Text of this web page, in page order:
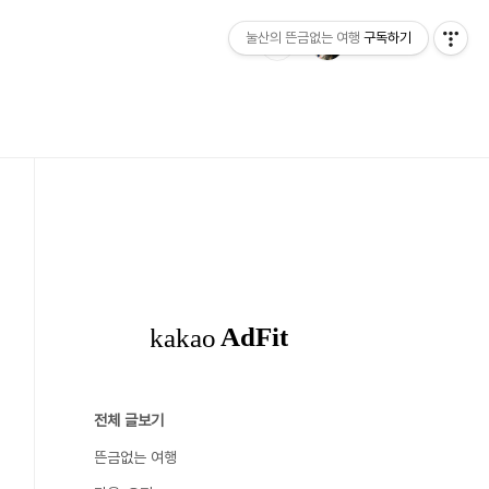
전체 글보기
뜬금없는 여행
눌산의 뜬금없는 여행 구독하기